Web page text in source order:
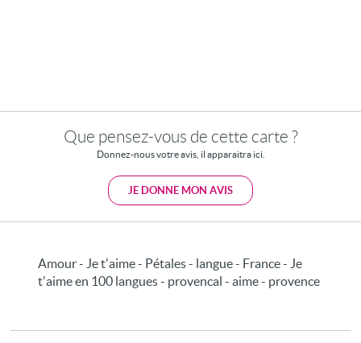
Que pensez-vous de cette carte ?
Donnez-nous votre avis, il apparaitra ici.
JE DONNE MON AVIS
Amour - Je t'aime - Pétales - langue - France - Je
t'aime en 100 langues - provencal - aime - provence